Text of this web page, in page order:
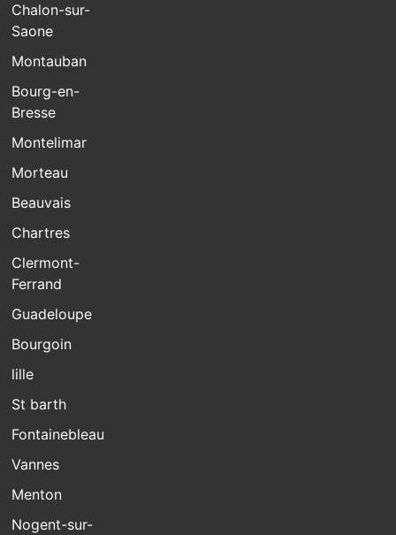
Chalon-sur-
Saone
Montauban
Bourg-en-
Bresse
Montelimar
Morteau
Beauvais
Chartres
Clermont-
Ferrand
Guadeloupe
Bourgoin
lille
St barth
Fontainebleau
Vannes
Menton
Nogent-sur-